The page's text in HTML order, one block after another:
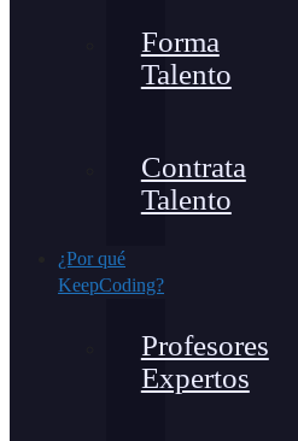
Forma
Talento
Contrata
Talento
¿Por qué
KeepCoding?
Profesores
Expertos